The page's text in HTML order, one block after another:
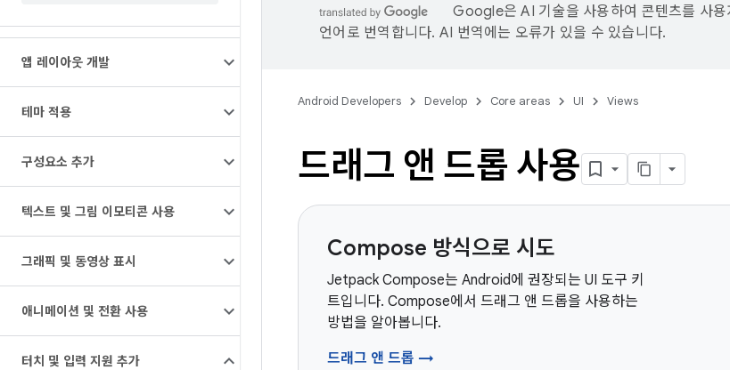
앱 레이아웃 개발
테마 적용
구성요소 추가
텍스트 및 그림 이모티콘 사용
그래픽 및 동영상 표시
애니메이션 및 전환 사용
터치 및 입력 지원 추가
Google은 AI 기술을 사용하여 콘텐츠를 사용
언어로 번역합니다. AI 번역에는 오류가 있을 수 있습니다.
Android Developers Develop Core areas UI Views
드래그 앤 드롭 사용
Compose 방식으로 시도
Jetpack Compose는 Android에 권장되는 UI 도구 키
트입니다. Compose에서 드래그 앤 드롭을 사용하는
방법을 알아봅니다.
드래그 앤 드롭 →